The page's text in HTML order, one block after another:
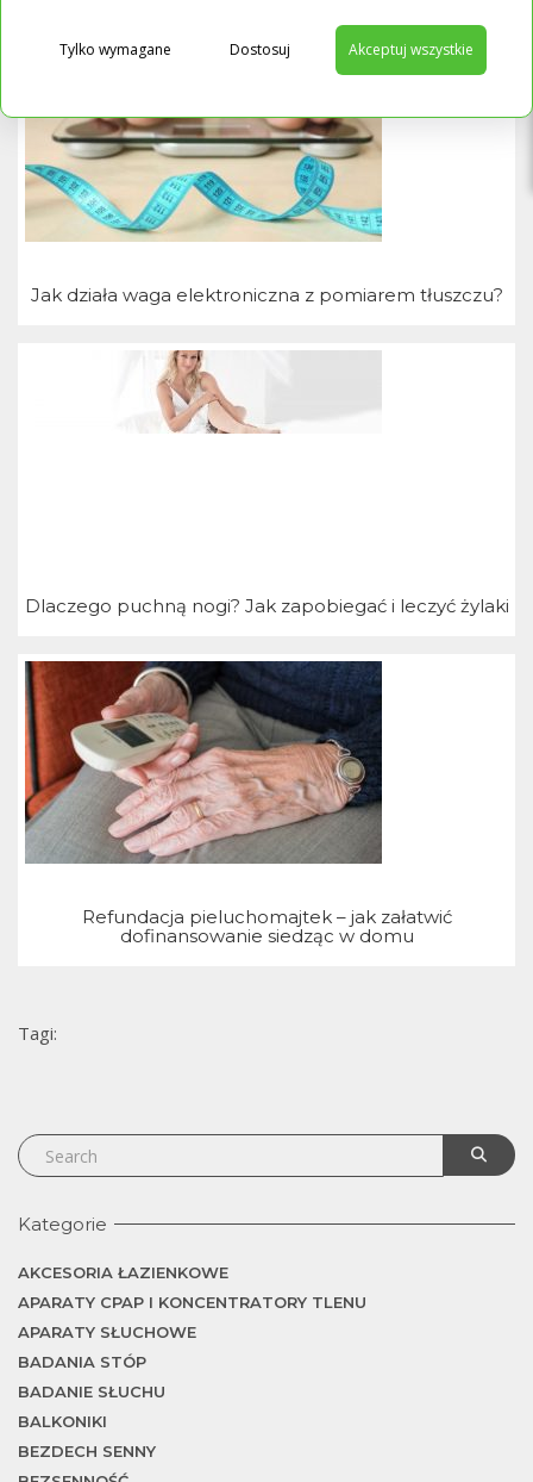
Jak działa waga elektroniczna z pomiarem tłuszczu?
Dlaczego puchną nogi? Jak zapobiegać i leczyć żylaki
Refundacja pieluchomajtek – jak załatwić
dofinansowanie siedząc w domu
Tagi:
Kategorie
AKCESORIA ŁAZIENKOWE
APARATY CPAP I KONCENTRATORY TLENU
APARATY SŁUCHOWE
BADANIA STÓP
BADANIE SŁUCHU
BALKONIKI
BEZDECH SENNY
Dostosuj
Tylko wymagane Akceptuj wszystkie